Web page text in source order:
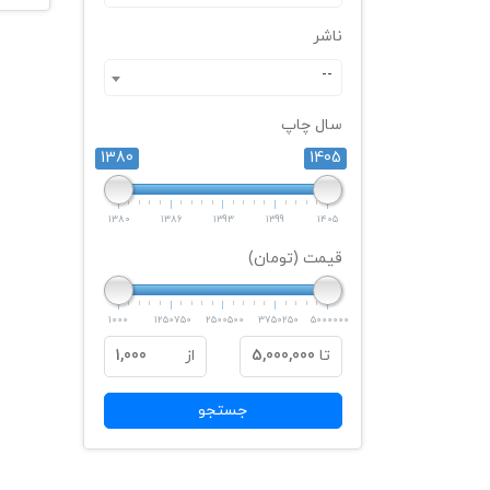
ناشر
--
سال چاپ
1380
1405
1380 1386 1393 1399 1405
قیمت (تومان)
1000 1250750 2500500 3750250 5000000
تا 5,000,000 از 1,000
جستجو